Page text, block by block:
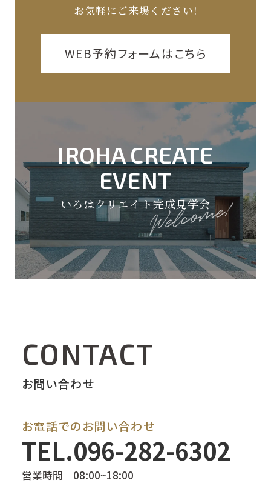
IROHA CREATE
EVENT
いろはクリエイト完成見学会
お気軽にご来場ください!
WEB予約フォームはこちら
CONTACT
お問い合わせ
お電話でのお問い合わせ
TEL.096-282-6302
営業時間｜08:00~18:00